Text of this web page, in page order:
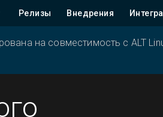
Релизы Внедрения
на совместимость с ALT